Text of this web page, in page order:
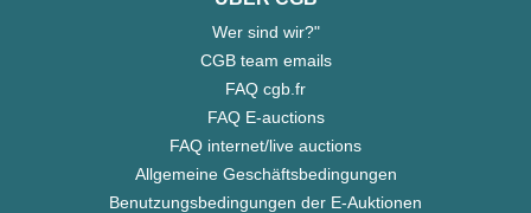
Wer sind wir?"
CGB team emails
FAQ cgb.fr
FAQ E-auctions
FAQ internet/live auctions
Allgemeine Geschäftsbedingungen
Benutzungsbedingungen der E-Auktionen